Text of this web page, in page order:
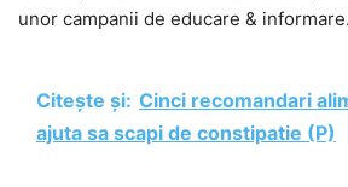
unor campanii de educare & informare.
Citește și: Cinci recomandari
ajuta sa scapi de constipatie (P)